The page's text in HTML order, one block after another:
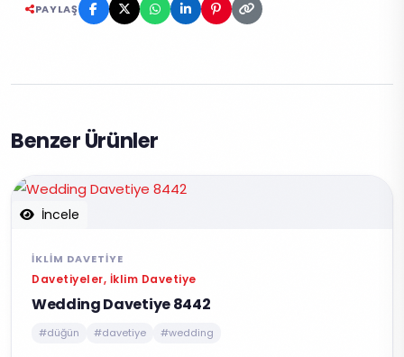
PAYLAŞ
Benzer Ürünler
İncele
İKLIM DAVETIYE
Davetiyeler, İklim Davetiye
Wedding Davetiye 8442
#düğün #davetiye #wedding